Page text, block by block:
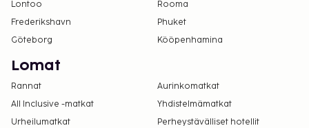
Lontoo
Rooma
Frederikshavn
Phuket
Göteborg
Kööpenhamina
Lomat
Rannat
Aurinkomatkat
All Inclusive -matkat
Yhdistelmämatkat
Urheilumatkat
Perheystävälliset hotellit